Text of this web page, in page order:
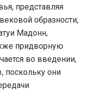
представляя
образности,
Мадонн,
придворную
во введении,
поскольку они